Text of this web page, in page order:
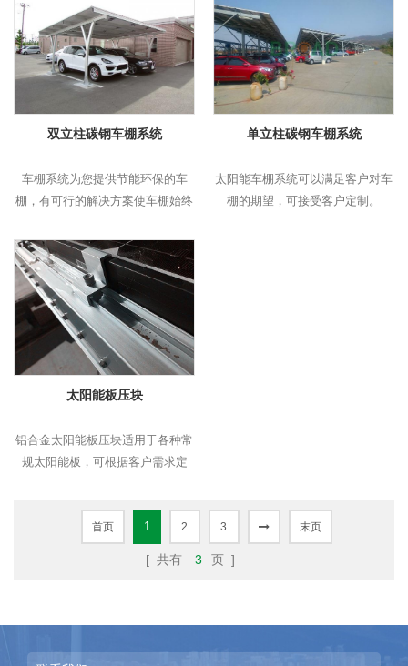
双立柱碳钢车棚系统
车棚系统为您提供节能环保的车
棚，有可行的解决方案使车棚始终
单立柱碳钢车棚系统
太阳能车棚系统可以满足客户对车
棚的期望，可接受客户定制。
太阳能板压块
铝合金太阳能板压块适用于各种常
规太阳能板，可根据客户需求定
首页 1 2 3 末页
[ 共有 3 页 ]